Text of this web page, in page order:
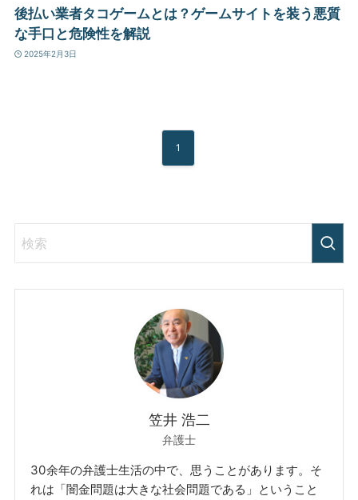
後払い業者タコゲームとは？ゲームサイトを装う悪質
な手口と危険性を解説
2025年2月3日
1
笠井 浩二
弁護士
30余年の弁護士生活の中で、思うことがあります。そ
れは「闇金問題は大きな社会問題である」ということ